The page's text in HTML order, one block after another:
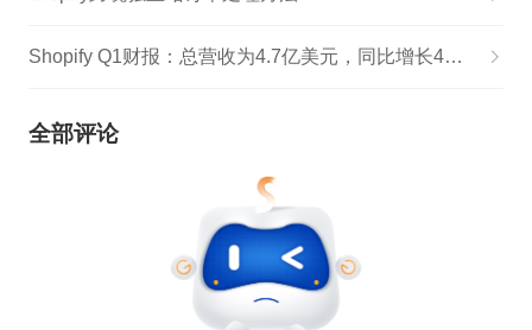
Shopify Q1财报：总营收为4.7亿美元，同比增长47％
全部评论